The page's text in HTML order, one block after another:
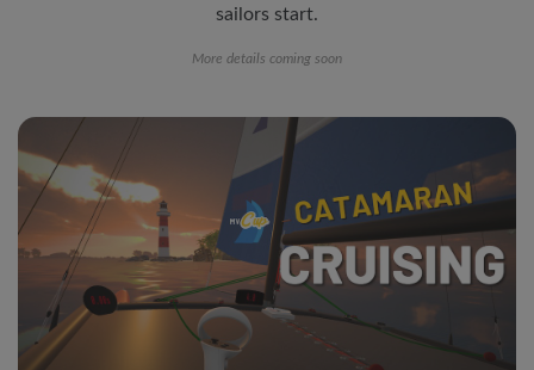
sailors start.
More details coming soon